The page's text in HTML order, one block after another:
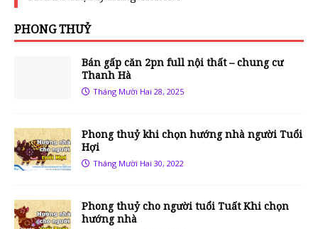
PHONG THUỶ
Bán gấp căn 2pn full nội thất – chung cư
Thanh Hà
Tháng Mười Hai 28, 2025
Phong thuỷ khi chọn hướng nhà người Tuổi
Hợi
Tháng Mười Hai 30, 2022
Phong thuỷ cho người tuổi Tuất Khi chọn
hướng nhà